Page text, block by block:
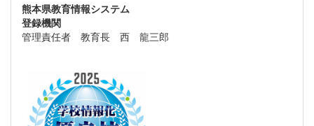
熊本県教育情報システム
登録機関
管理責任者 教育長 西 龍三郎